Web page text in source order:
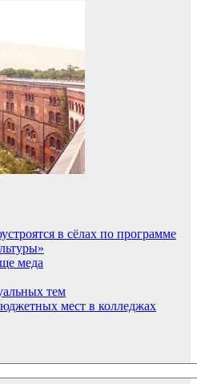
в сёлах по программе
меда
тем
мест в колледжах